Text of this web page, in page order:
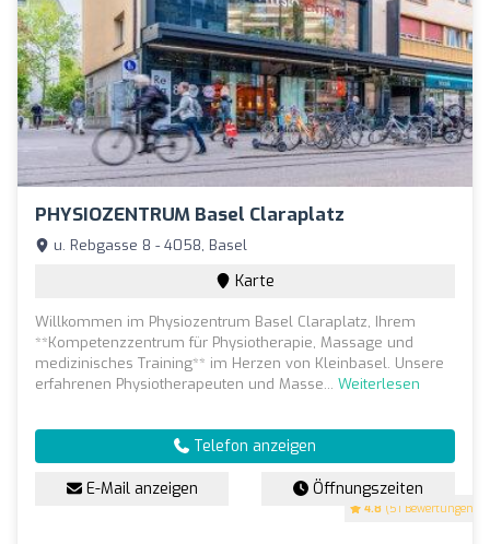
PHYSIOZENTRUM Basel Claraplatz
4.8 (51 Bewertungen)
u. Rebgasse 8 - 4058, Basel
Karte
Willkommen im Physiozentrum Basel Claraplatz, Ihrem
**Kompetenzzentrum für Physiotherapie, Massage und
medizinisches Training** im Herzen von Kleinbasel. Unsere
erfahrenen Physiotherapeuten und Masse... Weiterlesen
Telefon anzeigen
E-Mail anzeigen Öffnungszeiten